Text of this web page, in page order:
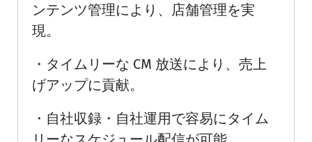
ンテンツ管理により、店舗管理を実
現。
・タイムリーな CM 放送により、売上
げアップに貢献。
・自社収録・自社運用で容易にタイム